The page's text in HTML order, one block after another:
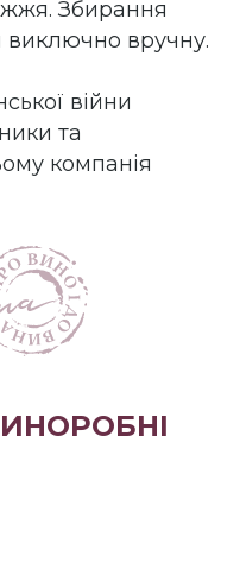
Збирання
виключно вручну.
війни
та
компанія